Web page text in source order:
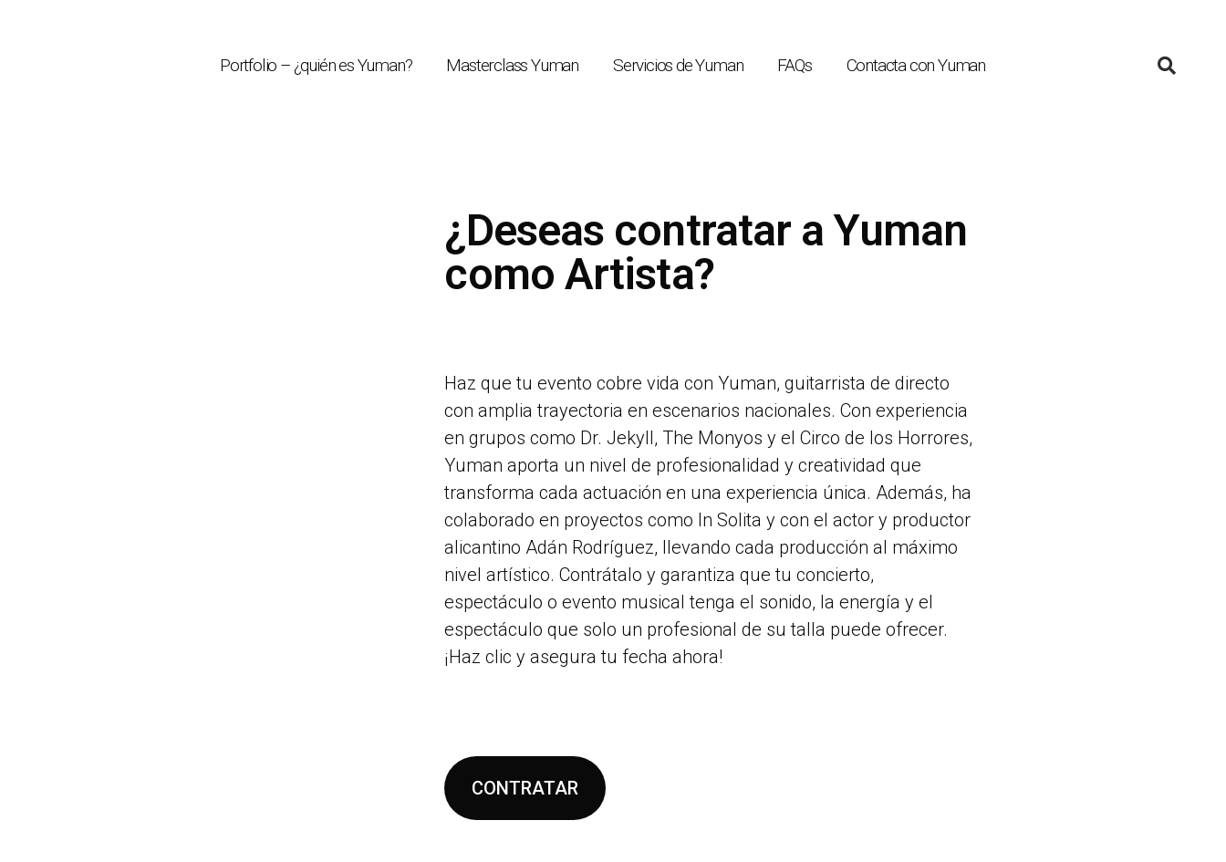
Portfolio – ¿quién es Yuman? Masterclass Yuman Servicios de Yuman FAQs Contacta con Yuman
¿Deseas contratar a Yuman
como Artista?
Haz que tu evento cobre vida con Yuman, guitarrista de directo
con amplia trayectoria en escenarios nacionales. Con experiencia
en grupos como Dr. Jekyll, The Monyos y el Circo de los Horrores,
Yuman aporta un nivel de profesionalidad y creatividad que
transforma cada actuación en una experiencia única. Además, ha
colaborado en proyectos como In Solita y con el actor y productor
alicantino Adán Rodríguez, llevando cada producción al máximo
nivel artístico. Contrátalo y garantiza que tu concierto,
espectáculo o evento musical tenga el sonido, la energía y el
espectáculo que solo un profesional de su talla puede ofrecer.
¡Haz clic y asegura tu fecha ahora!
CONTRATAR